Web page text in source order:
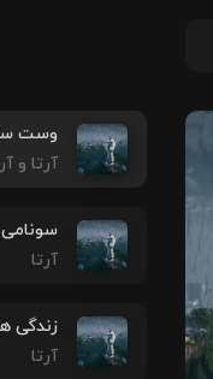
وست
آرتا و
سونامی
آرتا
زندگی
آرتا